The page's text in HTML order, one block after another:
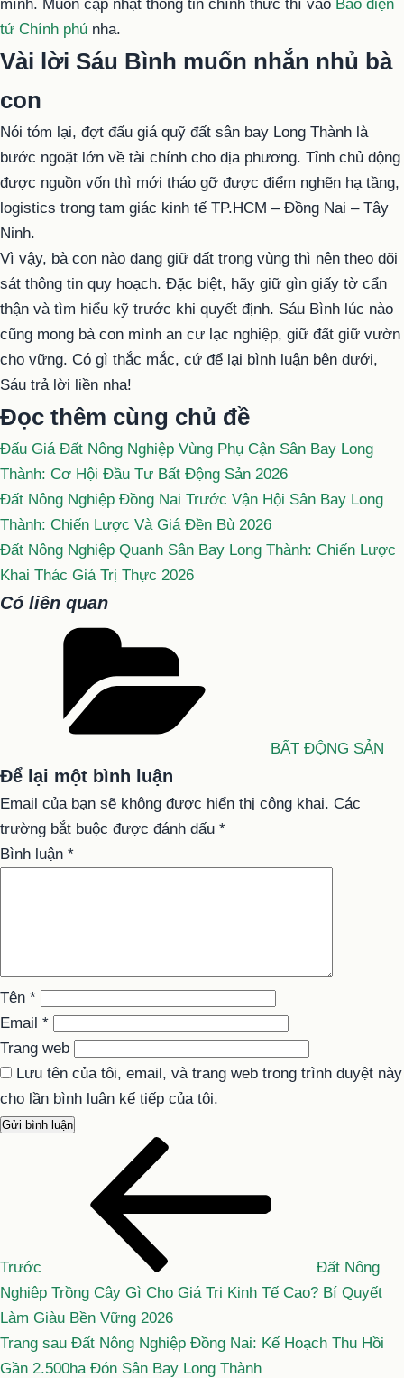
mình. Muốn cập nhật thông tin chính thức thì vào Báo điện
tử Chính phủ nha.
Vài lời Sáu Bình muốn nhắn nhủ bà
con
Nói tóm lại, đợt đấu giá quỹ đất sân bay Long Thành là
bước ngoặt lớn về tài chính cho địa phương. Tỉnh chủ động
được nguồn vốn thì mới tháo gỡ được điểm nghẽn hạ tầng,
logistics trong tam giác kinh tế TP.HCM – Đồng Nai – Tây
Ninh.
Vì vậy, bà con nào đang giữ đất trong vùng thì nên theo dõi
sát thông tin quy hoạch. Đặc biệt, hãy giữ gìn giấy tờ cẩn
thận và tìm hiểu kỹ trước khi quyết định. Sáu Bình lúc nào
cũng mong bà con mình an cư lạc nghiệp, giữ đất giữ vườn
cho vững. Có gì thắc mắc, cứ để lại bình luận bên dưới,
Sáu trả lời liền nha!
Đọc thêm cùng chủ đề
Đấu Giá Đất Nông Nghiệp Vùng Phụ Cận Sân Bay Long
Thành: Cơ Hội Đầu Tư Bất Động Sản 2026
Đất Nông Nghiệp Đồng Nai Trước Vận Hội Sân Bay Long
Thành: Chiến Lược Và Giá Đền Bù 2026
Đất Nông Nghiệp Quanh Sân Bay Long Thành: Chiến Lược
Khai Thác Giá Trị Thực 2026
Có liên quan
BẤT ĐỘNG SẢN
Để lại một bình luận
Email của bạn sẽ không được hiển thị công khai. Các
trường bắt buộc được đánh dấu *
Bình luận *
Tên *
Email *
Trang web
Lưu tên của tôi, email, và trang web trong trình duyệt này
cho lần bình luận kế tiếp của tôi.
viết
Trước
Đất Nông
Nghiệp Trồng Cây Gì Cho Giá Trị Kinh Tế Cao? Bí Quyết
Làm Giàu Bền Vững 2026
Bài
tiếp
Trang sau Đất Nông Nghiệp Đồng Nai: Kế Hoạch Thu Hồi
Gần 2.500ha Đón Sân Bay Long Thành